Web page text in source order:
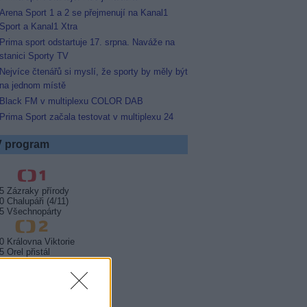
Arena Sport 1 a 2 se přejmenují na Kanal1
Sport a Kanal1 Xtra
Prima sport odstartuje 17. srpna. Naváže na
stanici Sporty TV
Nejvíce čtenářů si myslí, že sporty by měly být
na jednom místě
Black FM v multiplexu COLOR DAB
Prima Sport začala testovat v multiplexu 24
program
Zázraky přírody
Chalupáři (4/11)
Všechnopárty
Královna Viktorie
Orel přistál
Instagram: trh marnosti